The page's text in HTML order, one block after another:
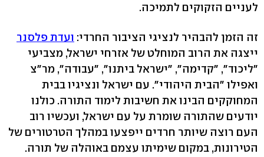
לעניים הזקוקים לתמיכה.
זה הזמן להבהיר לנציגי הציבור החרדי: ועדת פלסנר
ייצגה את הרוב המוחלט של אזרחי ישראל, מצביעי
"ליכוד", "קדימה", "ישראל ביתנו", "עבודה", מר"צ
ואפילו "הבית היהודי". עם ישראל ונציגיו בבית
המחוקקים הבינו את חשיבות לימוד התורה. כולנו
יודעים שהתורה שומרת על עם ישראל, ועכשיו רוב
העם רוצה שיותר חרדים ייפצעו במהלך הטרטורים של
הטירונות, במקום שימיתו עצמם באוהלה של תורה.